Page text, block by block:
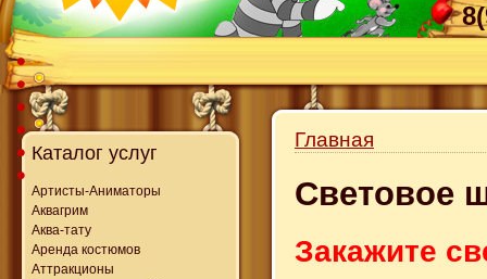
Каталог услуг
Артисты-Аниматоры
Аквагрим
Аква-тату
Аренда костюмов
Аттракционы
Главная
Световое
Закажите